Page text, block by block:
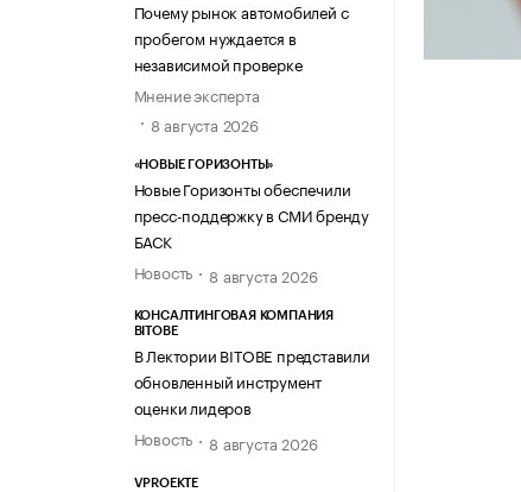
Почему рынок автомобилей с
пробегом нуждается в
независимой проверке
Мнение эксперта
8 августа 2026
«НОВЫЕ ГОРИЗОНТЫ»
Новые Горизонты обеспечили
пресс-поддержку в СМИ бренду
БАСК
Новость
8 августа 2026
КОНСАЛТИНГОВАЯ КОМПАНИЯ
BITOBE
В Лектории BITOBE представили
обновленный инструмент
оценки лидеров
Новость
8 августа 2026
VPROEKTE